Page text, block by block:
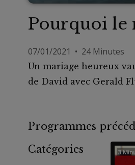
Pourquoi le
07/01/2021 • 24 Minutes
Un mariage heureux
de David avec Gerald
Programmes
Catégories
3